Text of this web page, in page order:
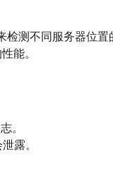
测不同服务器位置
能。
。
露。